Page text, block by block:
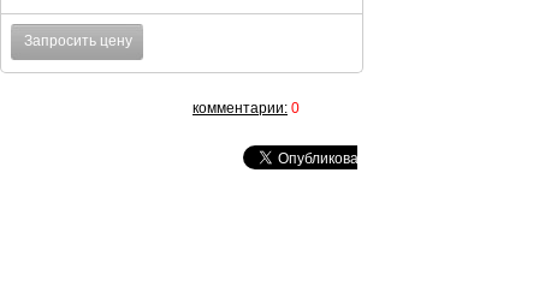
Запросить цену
комментарии: 0